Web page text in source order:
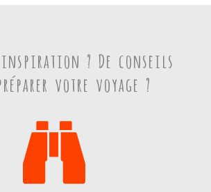
? De conseils
votre voyage ?